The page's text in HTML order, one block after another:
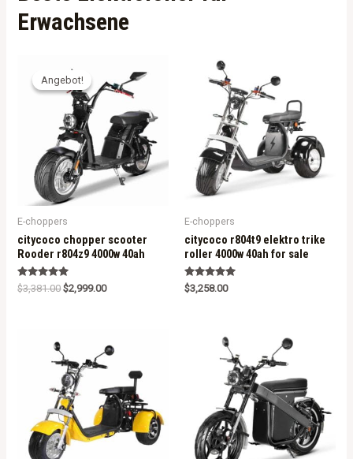
Erwachsene
Angebot!
Angebot!
E-choppers
citycoco chopper scooter
Rooder r804z9 4000w 40ah
Rated
5.00
$3,381.00 $2,999.00
E-choppers
citycoco r804t9 elektro trike
roller 4000w 40ah for sale
Rated
5.00
$3,258.00